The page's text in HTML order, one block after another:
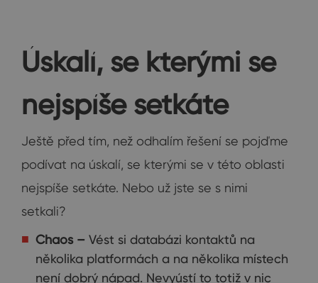
Úskalí, se kterými se
nejspíše setkáte
Ještě před tím, než odhalím řešení se pojďme
podívat na úskalí, se kterými se v této oblasti
nejspíše setkáte. Nebo už jste se s nimi
setkali?
Chaos – Vést si databázi kontaktů na
několika platformách a na několika místech
není dobrý nápad. Nevyústí to totiž v nic